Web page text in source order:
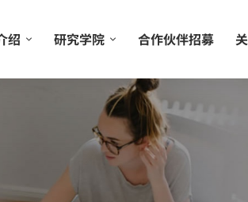
绍 研究学院 合作伙伴招募